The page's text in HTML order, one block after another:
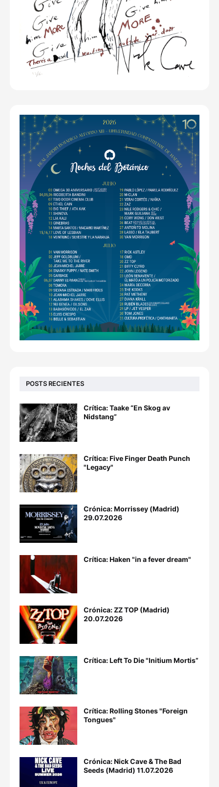
POSTS RECIENTES
Crítica: Taake “En Skog av
Nidstang”
Crítica: Five Finger Death Punch
"Legacy"
Crónica: Morrissey (Madrid)
29.07.2026
Crítica: Haken "in a fever dream"
Crónica: ZZ TOP (Madrid)
20.07.2026
Crítica: Left To Die "Initium Mortis”
Crítica: Rolling Stones "Foreign
Tongues"
Crónica: Nick Cave & The Bad
Seeds (Madrid) 11.07.2026